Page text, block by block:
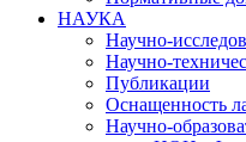
НАУКА
Научно-
Научно-
Публикации
Оснащенность
Научно-